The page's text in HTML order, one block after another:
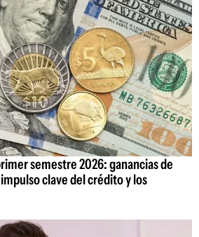
semestre 2026: ganancias de
clave del crédito y los